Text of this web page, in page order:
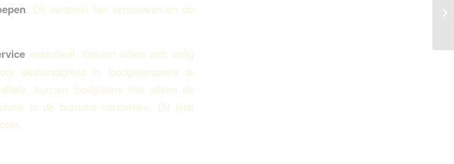
. Dit versterkt het vertrouwen en de
essentieel. Klanten willen zich veilig
deskundigheid in loodgieterswerk te
kunnen loodgieters niet alleen de
in de branche versterken. Dit leidt